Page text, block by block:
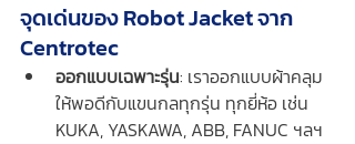
จุดเด่นของ Robot Jacket จาก
Centrotec
ออกแบบเฉพาะรุ่น: เราออกแบบผ้าคลุม
ให้พอดีกับแขนกลทุกรุ่น ทุกยี่ห้อ เช่น
KUKA, YASKAWA, ABB, FANUC ฯลฯ